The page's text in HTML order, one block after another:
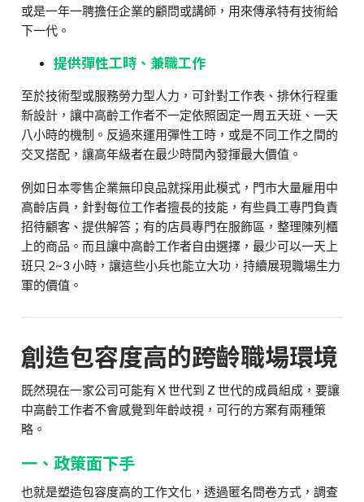
或是一年一聘擔任企業的顧問或講師，用來傳承特有技術給
下一代。
提供彈性工時、兼職工作
至於技術型或服務勞力型人力，可針對工作表、排休行程重
新設計，讓中高齡工作者不一定依照固定一周五天班、一天
八小時的機制。反過來運用彈性工時，或是不同工作之間的
交叉搭配，讓高年級者在最少時間內發揮最大價值。
例如日本零售企業無印良品就採用此模式，門市大量雇用中
高齡店員，針對每位工作者擅長的技能，有些員工專門負責
招待顧客、提供解答；有的店員專門在服飾區，整理陳列櫃
上的商品。而且讓中高齡工作者自由選擇，最少可以一天上
班只 2~3 小時，讓這些小兵也能立大功，持續展現職場生力
軍的價值。
創造包容度高的跨齡職場環境
既然現在一家公司可能有 X 世代到 Z 世代的成員組成，要讓
中高齡工作者不會感覺到年齡歧視，可行的方案有兩種策
略。
一、政策面下手
也就是塑造包容度高的工作文化，透過匿名問卷方式，調查